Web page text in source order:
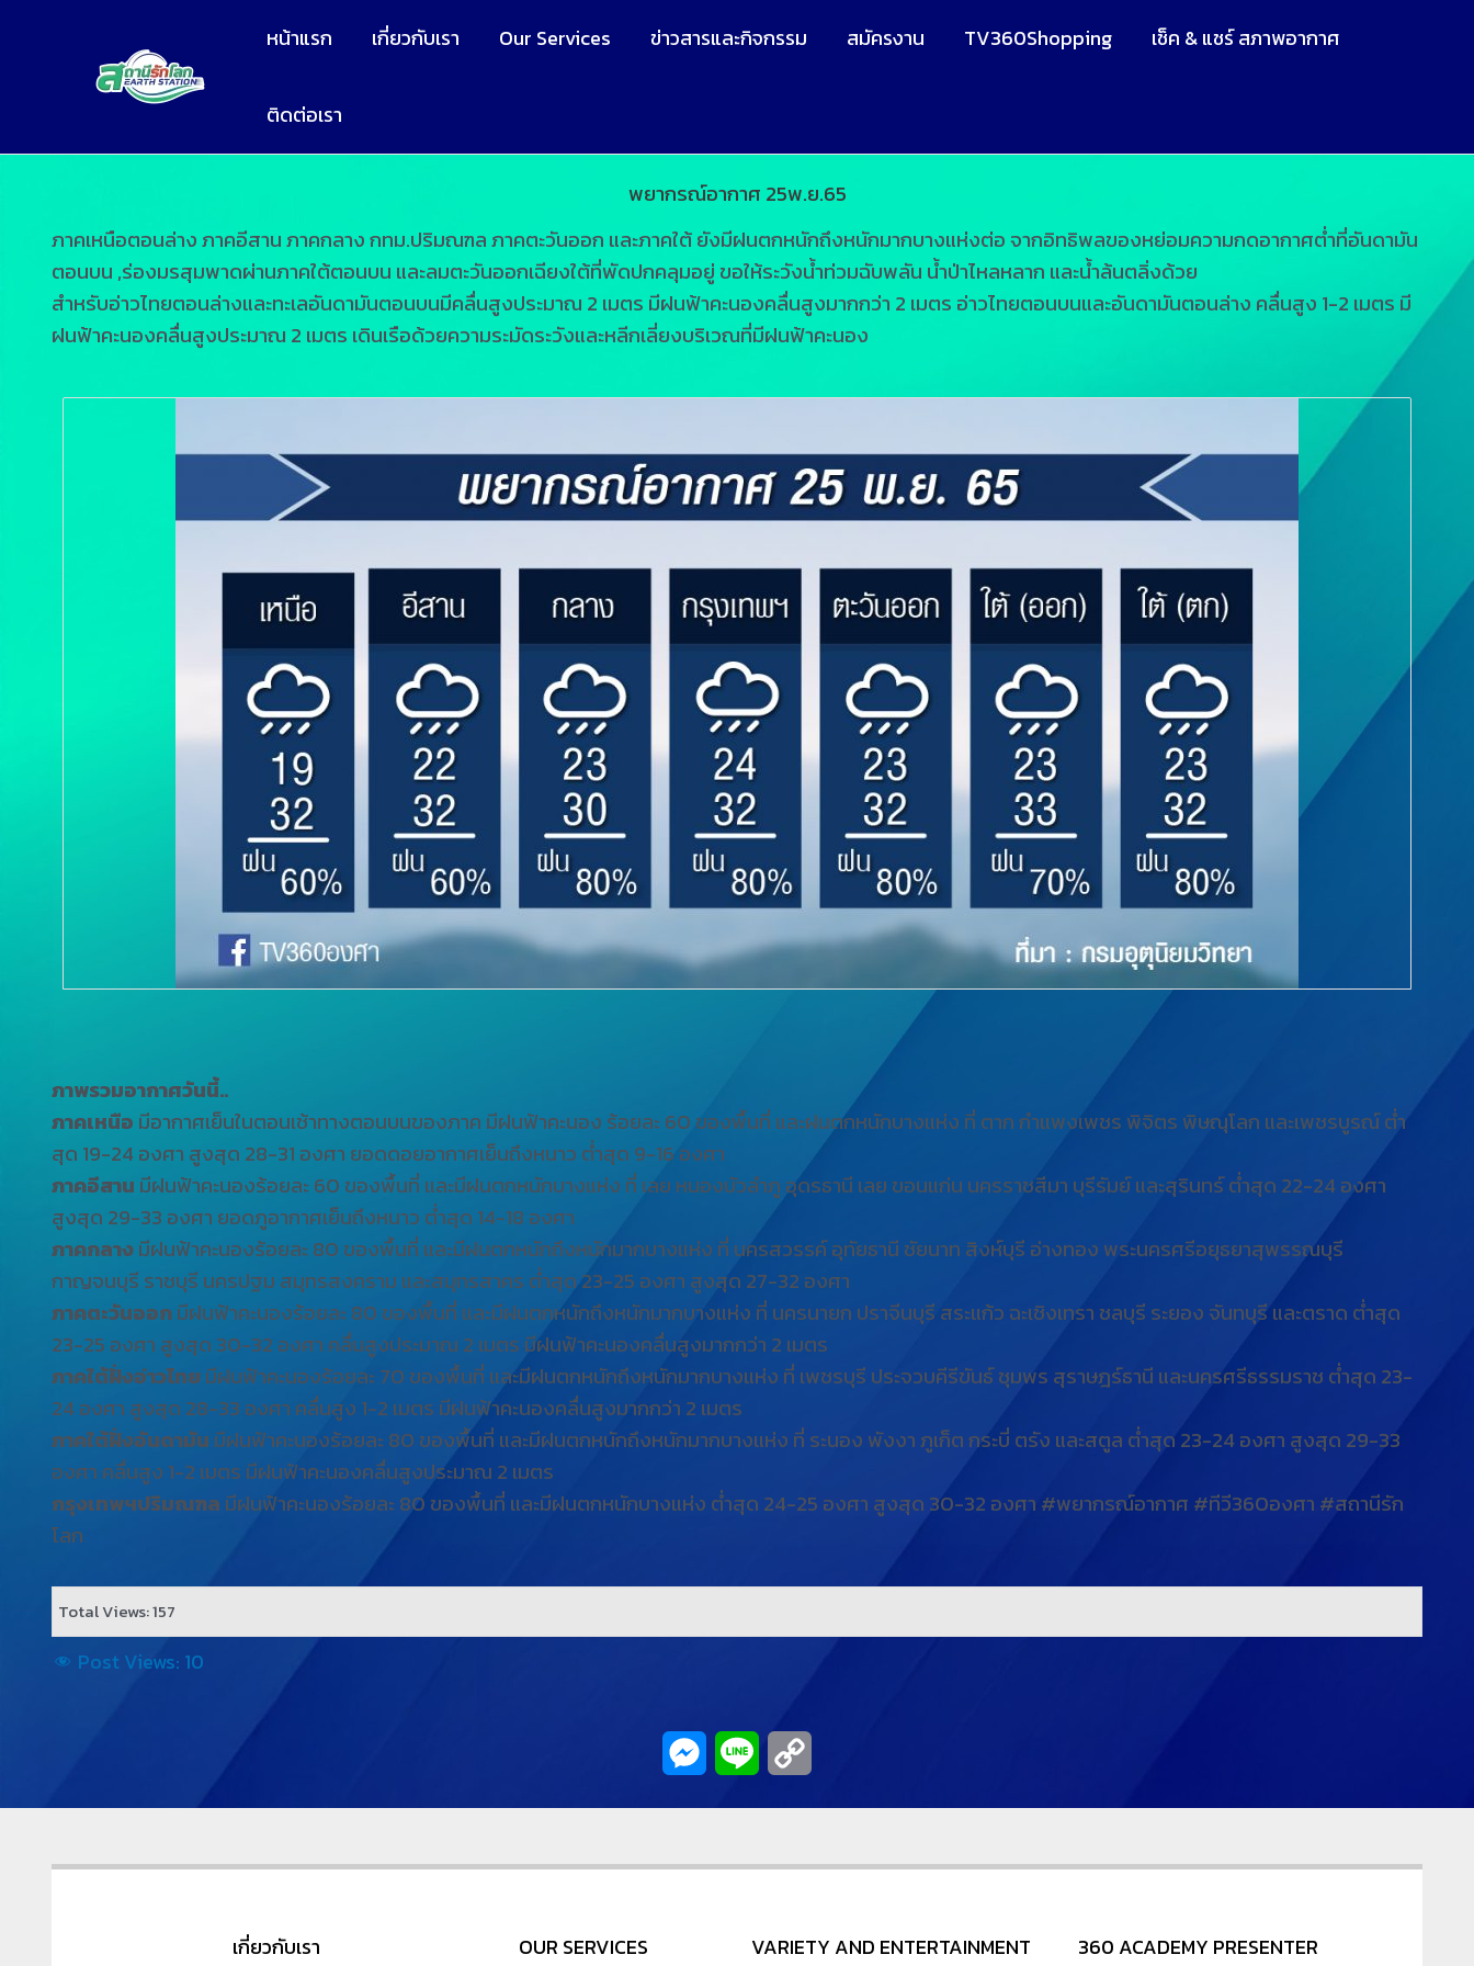
หน้าแรก เกี่ยวกับเรา Our Services ข่าวสารและกิจกรรม สมัครงาน TV360Shopping เช็ค & แชร์ สภาพอากาศ
ติดต่อเรา
พยากรณ์อากาศ 25พ.ย.65
ภาคเหนือตอนล่าง ภาคอีสาน ภาคกลาง กทม.ปริมณฑล ภาคตะวันออก และภาคใต้ ยังมีฝนตกหนักถึงหนักมากบางแห่งต่อ จากอิทธิพลของหย่อมความกดอากาศต่ำที่อันดามัน
ตอนบน ,ร่องมรสุมพาดผ่านภาคใต้ตอนบน และลมตะวันออกเฉียงใต้ที่พัดปกคลุมอยู่ ขอให้ระวังน้ำท่วมฉับพลัน น้ำป่าไหลหลาก และน้ำล้นตลิ่งด้วย
สำหรับอ่าวไทยตอนล่างและทะเลอันดามันตอนบนมีคลื่นสูงประมาณ 2 เมตร มีฝนฟ้าคะนองคลื่นสูงมากกว่า 2 เมตร อ่าวไทยตอนบนและอันดามันตอนล่าง คลื่นสูง 1-2 เมตร มี
ฝนฟ้าคะนองคลื่นสูงประมาณ 2 เมตร เดินเรือด้วยความระมัดระวังและหลีกเลี่ยงบริเวณที่มีฝนฟ้าคะนอง
ภาพรวมอากาศวันนี้..
ภาคเหนือ มีอากาศเย็นในตอนเช้าทางตอนบนของภาค มีฝนฟ้าคะนอง ร้อยละ 60 ของพื้นที่ และฝนตกหนักบางแห่ง ที่ ตาก กำแพงเพชร พิจิตร พิษณุโลก และเพชรบูรณ์ ต่ำ
สุด 19-24 องศา สูงสุด 28-31 องศา ยอดดอยอากาศเย็นถึงหนาว ต่ำสุด 9-16 องศา
ภาคอีสาน มีฝนฟ้าคะนองร้อยละ 60 ของพื้นที่ และมีฝนตกหนักบางแห่ง ที่ เลย หนองบัวลำภู อุดรธานี เลย ขอนแก่น นครราชสีมา บุรีรัมย์ และสุรินทร์ ต่ำสุด 22-24 องศา
สูงสุด 29-33 องศา ยอดภูอากาศเย็นถึงหนาว ต่ำสุด 14-18 องศา
ภาคกลางมีฝนฟ้าคะนองร้อยละ 80 ของพื้นที่ และมีฝนตกหนักถึงหนักมากบางแห่ง ที่ นครสวรรค์ อุทัยธานี ชัยนาท สิงห์บุรี อ่างทอง พระนครศรีอยุธยาสุพรรณบุรี
กาญจนบุรี ราชบุรี นครปฐม สมุทรสงคราม และสมุทรสาคร ต่ำสุด 23-25 องศา สูงสุด 27-32 องศา
ภาคตะวันออกมีฝนฟ้าคะนองร้อยละ 80 ของพื้นที่ และมีฝนตกหนักถึงหนักมากบางแห่ง ที่ นครนายก ปราจีนบุรี สระแก้ว ฉะเชิงเทรา ชลบุรี ระยอง จันทบุรี และตราด ต่ำสุด
23-25 องศา สูงสุด 30-32 องศา คลื่นสูงประมาณ 2 เมตร มีฝนฟ้าคะนองคลื่นสูงมากกว่า 2 เมตร
ภาคใต้ฝั่งอ่าวไทยมีฝนฟ้าคะนองร้อยละ 70 ของพื้นที่ และมีฝนตกหนักถึงหนักมากบางแห่ง ที่ เพชรบุรี ประจวบคีรีขันธ์ ชุมพร สุราษฎร์ธานี และนครศรีธรรมราช ต่ำสุด 23-
24 องศา สูงสุด 28-33 องศา คลื่นสูง 1-2 เมตร มีฝนฟ้าคะนองคลื่นสูงมากกว่า 2 เมตร
ภาคใต้ฝั่งอันดามัน มีฝนฟ้าคะนองร้อยละ 80 ของพื้นที่ และมีฝนตกหนักถึงหนักมากบางแห่ง ที่ ระนอง พังงา ภูเก็ต กระบี่ ตรัง และสตูล ต่ำสุด 23-24 องศา สูงสุด 29-33
องศา คลื่นสูง 1-2 เมตร มีฝนฟ้าคะนองคลื่นสูงประมาณ 2 เมตร
กรุงเทพฯปริมณฑล มีฝนฟ้าคะนองร้อยละ 80 ของพื้นที่ และมีฝนตกหนักบางแห่ง ต่ำสุด 24-25 องศา สูงสุด 30-32 องศา #พยากรณ์อากาศ #ทีวี360องศา #สถานีรัก
โลก
Total Views: 157
Post Views: 10
Messenger
Line
เกี่ยวกับเรา OUR SERVICES VARIETY AND ENTERTAINMENT 360 ACADEMY PRESENTER